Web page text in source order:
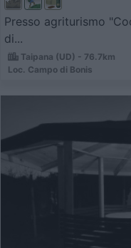
Presso agriturismo
di...
Taipana (UD) - 76.7km
Loc. Campo di Bonis